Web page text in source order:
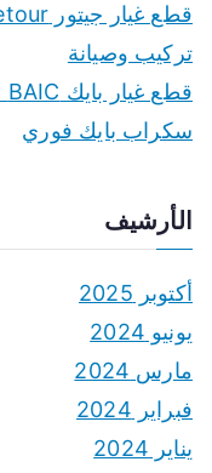
تركيب وصيانة
سكراب بايك فوري
الأرشيف
أكتوبر 2025
يونيو 2024
مارس 2024
فبراير 2024
يناير 2024